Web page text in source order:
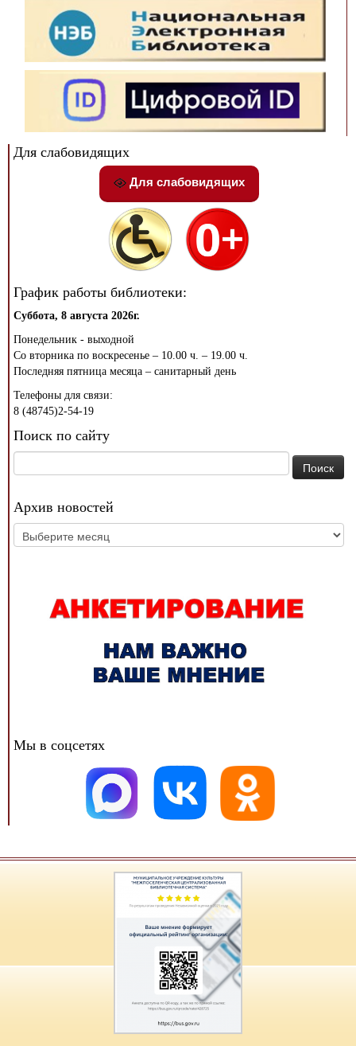
Для слабовидящих
Для слабовидящих
График работы библиотеки:
Суббота, 8 августа 2026г.
Понедельник - выходной
Со вторника по воскресенье – 10.00 ч. – 19.00 ч.
Последняя пятница месяца – санитарный день
Телефоны для связи:
8 (48745)2-54-19
Поиск по сайту
Архив новостей
Архив
новостей
Мы в соцсетях